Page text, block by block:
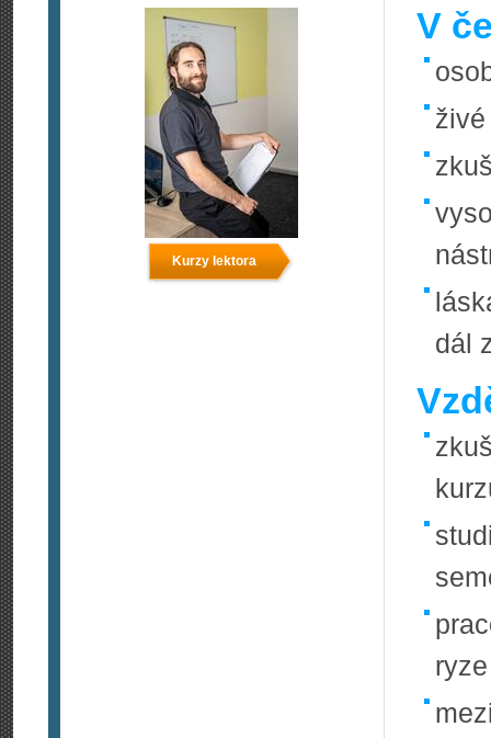
Kurzy lektora
V
dál